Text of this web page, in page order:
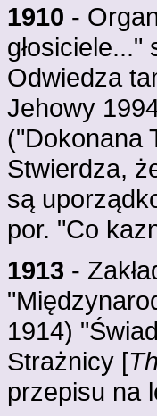
1910 -
Odwiedza
Jehowy
("Dokonana
Stwierdza,
są
por. "Co
1913 -
1914)
Strażnicy [
przepisu na